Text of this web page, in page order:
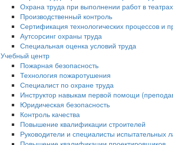
Охрана труда при выполнении работ в театрах
Производственный контроль
Сертификация технологических процессов и
Аутсорсинг охраны труда
Специальная оценка условий труда
Учебный центр
Пожарная безопасность
Технология пожаротушения
Специалист по охране труда
Инструктор навыкам первой помощи
Юридическая безопасность
Контроль качества
Повышение квалификации строителей
Руководители и специалисты испытательных